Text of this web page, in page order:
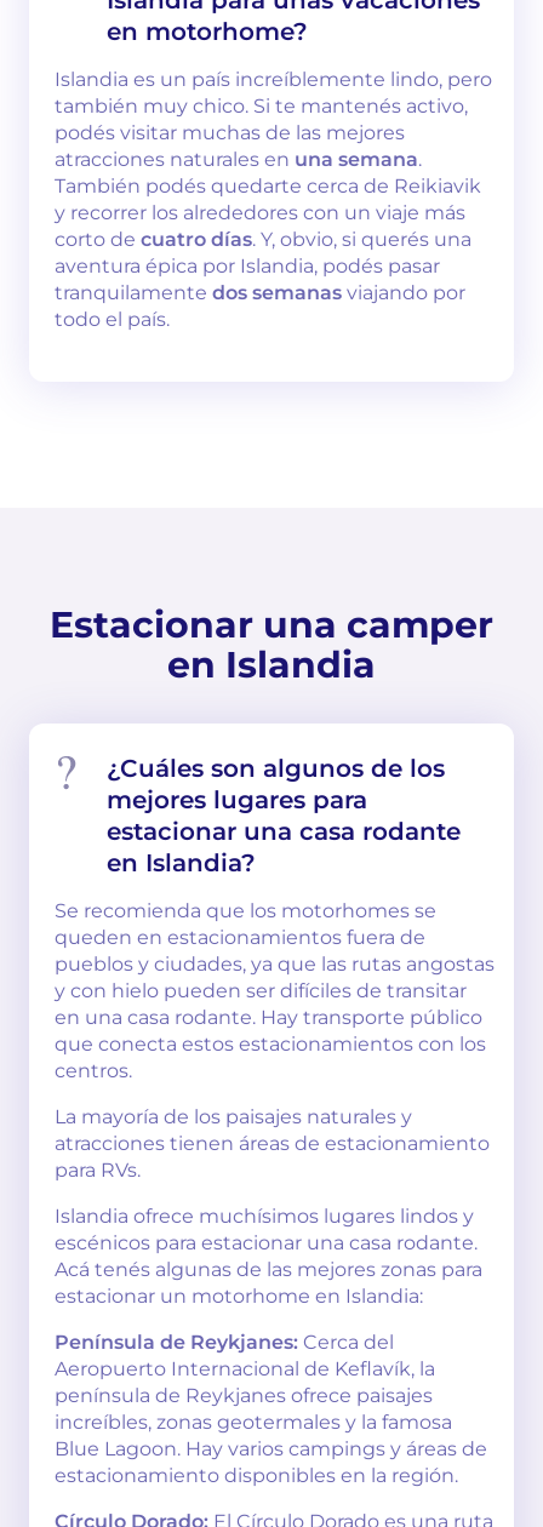
en motorhome?
Islandia es un país increíblemente lindo, pero
también muy chico. Si te mantenés activo,
podés visitar muchas de las mejores
atracciones naturales en una semana.
También podés quedarte cerca de Reikiavik
y recorrer los alrededores con un viaje más
corto de cuatro días. Y, obvio, si querés una
aventura épica por Islandia, podés pasar
tranquilamente dos semanas viajando por
todo el país.
Estacionar una camper
en Islandia
¿Cuáles son algunos de los
mejores lugares para
estacionar una casa rodante
en Islandia?
Se recomienda que los motorhomes se
queden en estacionamientos fuera de
pueblos y ciudades, ya que las rutas angostas
y con hielo pueden ser difíciles de transitar
en una casa rodante. Hay transporte público
que conecta estos estacionamientos con los
centros.
La mayoría de los paisajes naturales y
atracciones tienen áreas de estacionamiento
para RVs.
Islandia ofrece muchísimos lugares lindos y
escénicos para estacionar una casa rodante.
Acá tenés algunas de las mejores zonas para
estacionar un motorhome en Islandia:
Península de Reykjanes: Cerca del
Aeropuerto Internacional de Keflavík, la
península de Reykjanes ofrece paisajes
increíbles, zonas geotermales y la famosa
Blue Lagoon. Hay varios campings y áreas de
estacionamiento disponibles en la región.
Círculo Dorado: El Círculo Dorado es una ruta